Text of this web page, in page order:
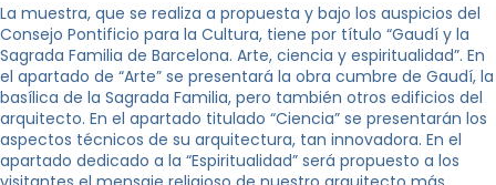
La muestra, que se realiza a propuesta y bajo los auspicios del
Consejo Pontificio para la Cultura, tiene por título “Gaudí y la
Sagrada Familia de Barcelona. Arte, ciencia y espiritualidad”. En
el apartado de “Arte” se presentará la obra cumbre de Gaudí, la
basílica de la Sagrada Familia, pero también otros edificios del
arquitecto. En el apartado titulado “Ciencia” se presentarán los
aspectos técnicos de su arquitectura, tan innovadora. En el
apartado dedicado a la “Espiritualidad” será propuesto a los